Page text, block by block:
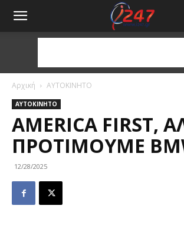
Αρχική ΑΥΤΟΚΙΝΗΤΟ
ΑΥΤΟΚΙΝΗΤΟ
AMERICA FIRST,
ΠΡΟΤΙΜΟΎΜΕ
12/28/2025